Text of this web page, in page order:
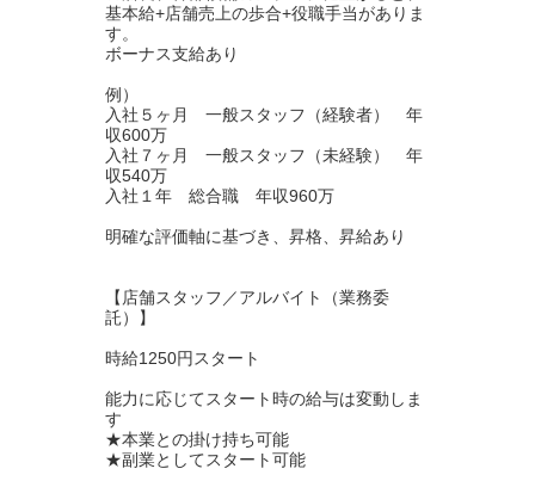
基本給+店舗売上の歩合+役職手当がありま
す。
ボーナス支給あり
例）
入社５ヶ月 一般スタッフ（経験者） 年
収600万
入社７ヶ月 一般スタッフ（未経験） 年
収540万
入社１年 総合職 年収960万
明確な評価軸に基づき、昇格、昇給あり
【店舗スタッフ／アルバイト（業務委
託）】
時給1250円スタート
能力に応じてスタート時の給与は変動しま
す
★本業との掛け持ち可能
★副業としてスタート可能